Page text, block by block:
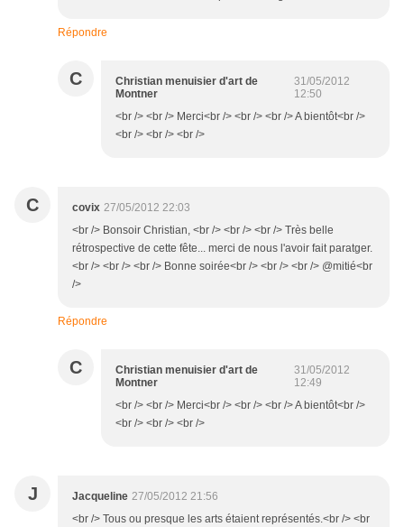
Répondre
C
Christian menuisier d'art de
Montner
31/05/2012
12:50
<br /> <br /> Merci<br /> <br /> <br /> A bientôt<br />
<br /> <br /> <br />
C covix 27/05/2012 22:03
<br /> Bonsoir Christian, <br /> <br /> <br /> Très belle
rétrospective de cette fête... merci de nous l'avoir fait paratger.
<br /> <br /> <br /> Bonne soirée<br /> <br /> <br /> @mitié<br
/>
Répondre
C
Christian menuisier d'art de
Montner
31/05/2012
12:49
<br /> <br /> Merci<br /> <br /> <br /> A bientôt<br />
<br /> <br /> <br />
J Jacqueline 27/05/2012 21:56
<br /> Tous ou presque les arts étaient représentés.<br /> <br